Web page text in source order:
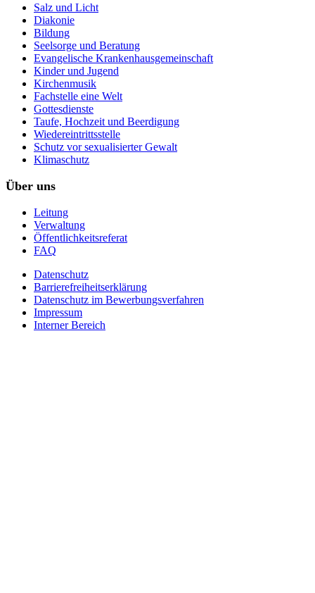
Salz und Licht
Diakonie
Bildung
Seelsorge und Beratung
Evangelische Krankenhausgemeinschaft
Kinder und Jugend
Kirchenmusik
Fachstelle eine Welt
Gottesdienste
Taufe, Hochzeit und Beerdigung
Wiedereintrittsstelle
Schutz vor sexualisierter Gewalt
Klimaschutz
Über uns
Leitung
Verwaltung
Öffentlichkeitsreferat
FAQ
Datenschutz
Barrierefreiheitserklärung
Datenschutz im Bewerbungsverfahren
Impressum
Interner Bereich